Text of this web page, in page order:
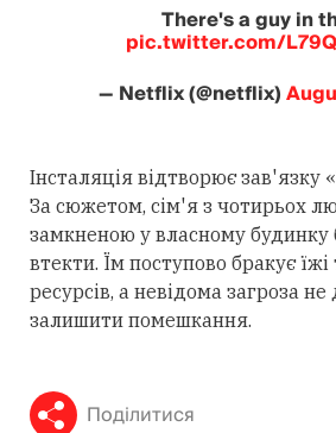
There's a guy in
pic.twitter.com/
— Netflix (@netflix)
Інсталяція відтворює зав'язку
За сюжетом, сім'я з чотирьох
замкненою у власному будинку
втекти. Їм поступово бракує
ресурсів, а невідома загроза не
залишити помешкання.
Поділитися